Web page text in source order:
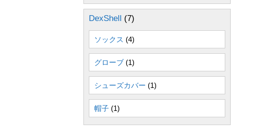
DexShell (7)
ソックス (4)
グローブ (1)
シューズカバー (1)
帽子 (1)